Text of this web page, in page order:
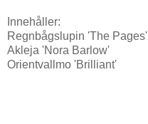
Innehåller:
Regnbågslupin 'The Pages'
Akleja 'Nora Barlow'
Orientvallmo 'Brilliant'